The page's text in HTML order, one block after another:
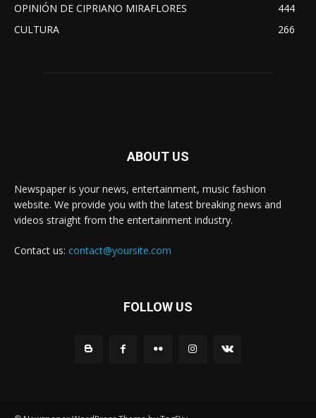
OPINIÓN DE CIPRIANO MIRAFLORES
444
CULTURA
266
ABOUT US
Newspaper is your news, entertainment, music fashion
website. We provide you with the latest breaking news and
videos straight from the entertainment industry.
Contact us: contact@yoursite.com
FOLLOW US